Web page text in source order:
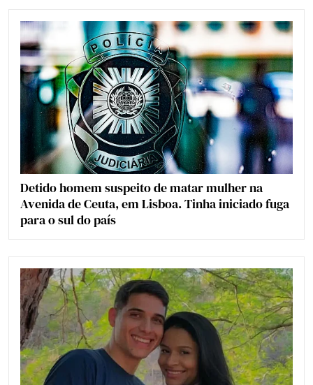
Detido homem suspeito de matar mulher na
Avenida de Ceuta, em Lisboa. Tinha iniciado fuga
para o sul do país